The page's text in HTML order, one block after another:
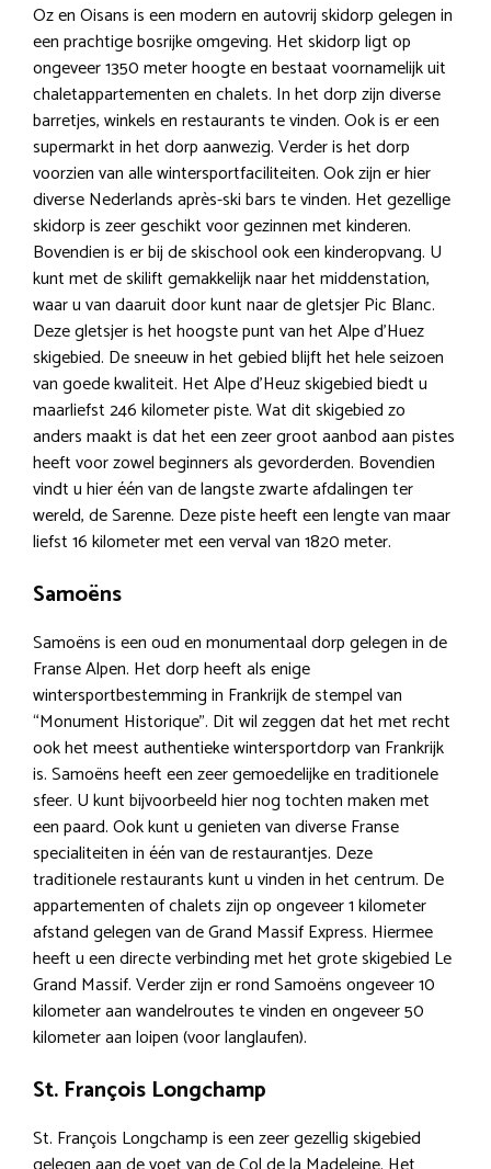
Oz en Oisans is een modern en autovrij skidorp gelegen in
een prachtige bosrijke omgeving. Het skidorp ligt op
ongeveer 1350 meter hoogte en bestaat voornamelijk uit
chaletappartementen en chalets. In het dorp zijn diverse
barretjes, winkels en restaurants te vinden. Ook is er een
supermarkt in het dorp aanwezig. Verder is het dorp
voorzien van alle wintersportfaciliteiten. Ook zijn er hier
diverse Nederlands après-ski bars te vinden. Het gezellige
skidorp is zeer geschikt voor gezinnen met kinderen.
Bovendien is er bij de skischool ook een kinderopvang. U
kunt met de skilift gemakkelijk naar het middenstation,
waar u van daaruit door kunt naar de gletsjer Pic Blanc.
Deze gletsjer is het hoogste punt van het Alpe d’Huez
skigebied. De sneeuw in het gebied blijft het hele seizoen
van goede kwaliteit. Het Alpe d’Heuz skigebied biedt u
maarliefst 246 kilometer piste. Wat dit skigebied zo
anders maakt is dat het een zeer groot aanbod aan pistes
heeft voor zowel beginners als gevorderden. Bovendien
vindt u hier één van de langste zwarte afdalingen ter
wereld, de Sarenne. Deze piste heeft een lengte van maar
liefst 16 kilometer met een verval van 1820 meter.
Samoëns
Samoëns is een oud en monumentaal dorp gelegen in de
Franse Alpen. Het dorp heeft als enige
wintersportbestemming in Frankrijk de stempel van
“Monument Historique”. Dit wil zeggen dat het met recht
ook het meest authentieke wintersportdorp van Frankrijk
is. Samoëns heeft een zeer gemoedelijke en traditionele
sfeer. U kunt bijvoorbeeld hier nog tochten maken met
een paard. Ook kunt u genieten van diverse Franse
specialiteiten in één van de restaurantjes. Deze
traditionele restaurants kunt u vinden in het centrum. De
appartementen of chalets zijn op ongeveer 1 kilometer
afstand gelegen van de Grand Massif Express. Hiermee
heeft u een directe verbinding met het grote skigebied Le
Grand Massif. Verder zijn er rond Samoëns ongeveer 10
kilometer aan wandelroutes te vinden en ongeveer 50
kilometer aan loipen (voor langlaufen).
St. François Longchamp
St. François Longchamp is een zeer gezellig skigebied